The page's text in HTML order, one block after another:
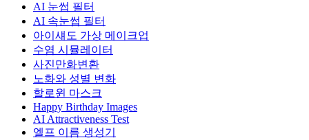
AI 눈썹 필터
AI 속눈썹 필터
아이섀도 가상 메이크업
수염 시뮬레이터
사진만화변환
노화와 성별 변화
할로윈 마스크
Happy Birthday Images
AI Attractiveness Test
엘프 이름 생성기